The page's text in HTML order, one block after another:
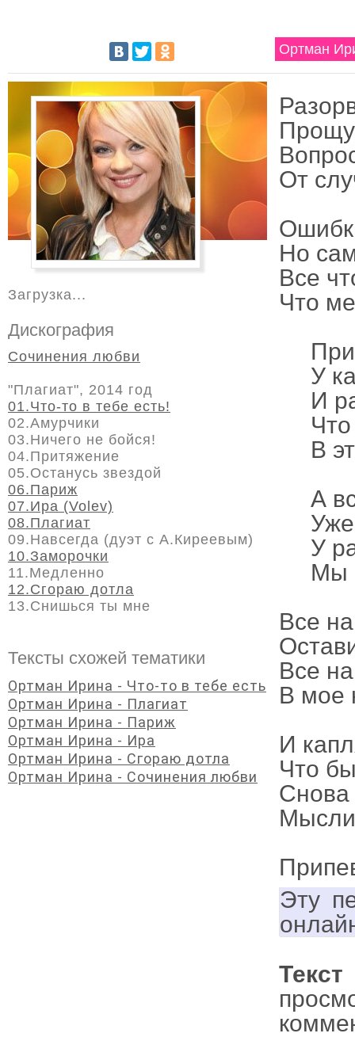
Ортман
От
Но
Все
Что
У
И
В
А
Уже
У
Мы
Все
Все
В мое
И
Что
Снова
Мысли
Эту
Загрузка...
Дискография
Сочинения любви
"Плагиат", 2014 год
01.Что-то в тебе есть!
02.Амурчики
03.Ничего не бойся!
04.Притяжение
05.Останусь звездой
06.Париж
07.Ира (Volev)
08.Плагиат
09.Навсегда (дуэт с А.Киреевым)
10.Заморочки
11.Медленно
12.Сгораю дотла
13.Снишься ты мне
Тексты схожей тематики
Ортман Ирина - Что-то в тебе есть
Ортман Ирина - Плагиат
Ортман Ирина - Париж
Ортман Ирина - Ира
Ортман Ирина - Сгораю дотла
Ортман Ирина - Сочинения любви